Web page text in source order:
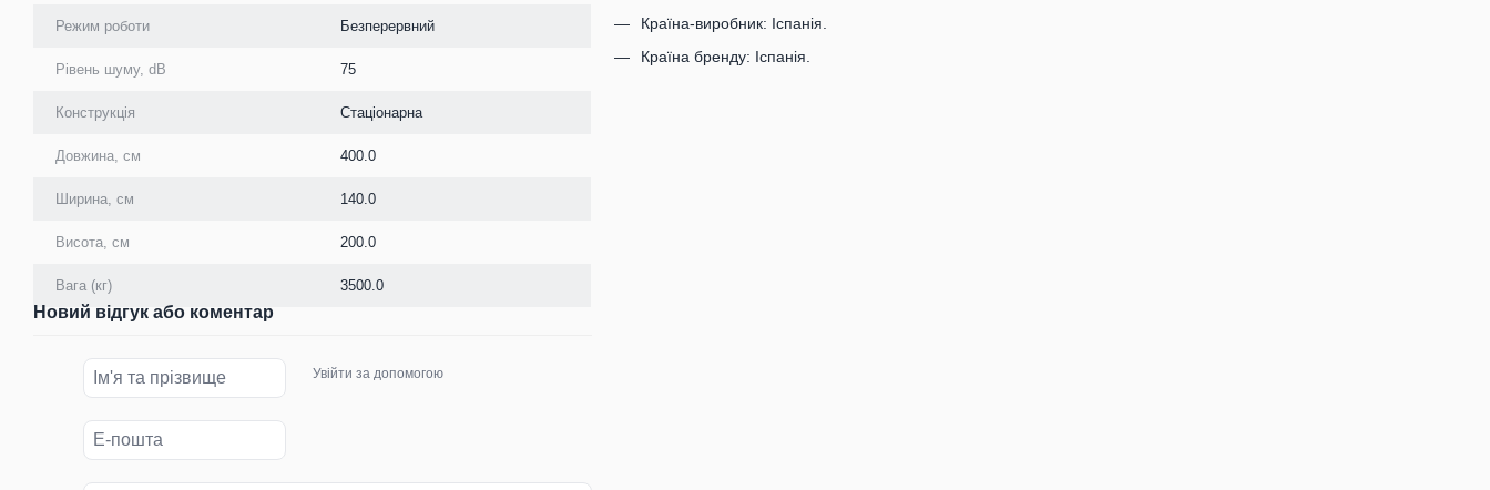
Режим роботи Безперервний
Рівень шуму, dB 75
Конструкція Стаціонарна
Довжина, см 400.0
Ширина, см 140.0
Висота, см 200.0
Вага (кг) 3500.0
Новий відгук або коментар
Увійти за допомогою
Країна-виробник: Іспанія.
Країна бренду: Іспанія.